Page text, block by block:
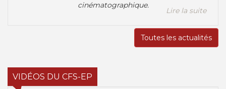
cinématographique.
Lire la suite
Toutes les actualités
VIDÉOS DU CFS-EP